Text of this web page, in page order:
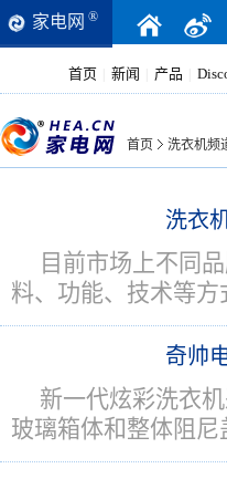
家电网 ®
首页 新闻 产品
首页 洗衣机频
洗衣
目前市场上不同
料、功能、技术等方
奇帅
新一代炫彩洗衣
玻璃箱体和整体阻